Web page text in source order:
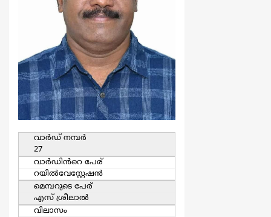
വാര്‍ഡ്‌ നമ്പര്‍
27
വാര്‍ഡിൻറെ പേര്
റയില്‍വേസ്റ്റേഷന്‍
മെമ്പറുടെ പേര്
എസ് ശ്രീലാല്‍
വിലാസം